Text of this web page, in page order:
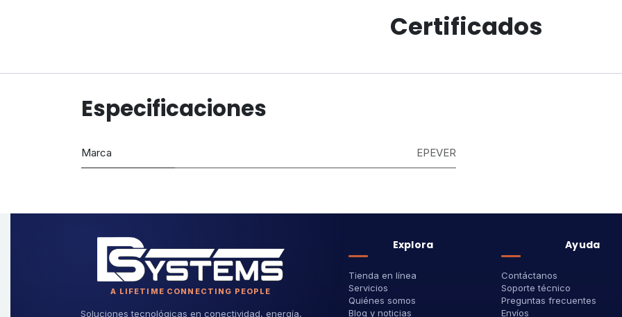
Certificados
Especificaciones
Marca EPEVER
A LIFETIME CONNECTING PEOPLE
Soluciones tecnológicas en conectividad, energía,
Explora
Tienda en línea
Servicios
Quiénes somos
Blog y noticias
Ayuda
Contáctanos
Soporte técnico
Preguntas frecuentes
Envíos